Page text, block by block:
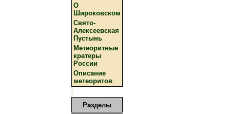
О
Широковском
Свято-
Алексеевская
Пустынь
Метеоритные
кратеры
России
Описание
метеоритов
Разделы